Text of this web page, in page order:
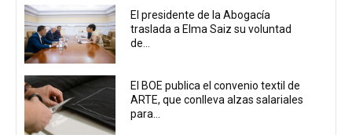
El presidente de la Abogacía
traslada a Elma Saiz su voluntad
de...
El BOE publica el convenio textil de
ARTE, que conlleva alzas salariales
para...